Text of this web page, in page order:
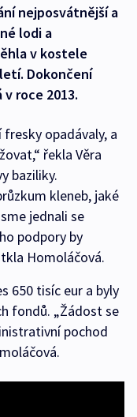
nejposvátnější a
lodi a
v kostele
Dokončení
roce 2013.
opadávaly, a
řekla Věra
baziliky.
kleneb, jaké
jednali se
podpory by
Homoláčová.
650 tisíc eur a byly
fondů. „Žádost se
pochod